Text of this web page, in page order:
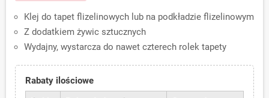
Klej do tapet flizelinowych lub na podkładzie flizelinowym
Z dodatkiem żywic sztucznych
Wydajny, wystarcza do nawet czterech rolek tapety
Rabaty ilościowe